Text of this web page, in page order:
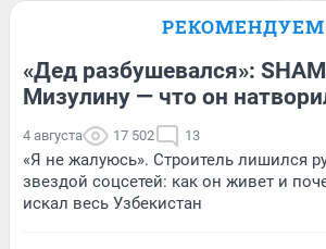
РЕКОМЕНДУЕМ
«Дед разбушевался»:
Мизулину — что он
4 августа 17 502 13
«Я не жалуюсь». Строитель лишился
звездой соцсетей: как он живет и
искал весь Узбекистан